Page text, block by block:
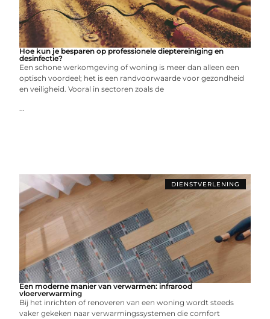
Hoe kun je besparen op professionele dieptereiniging en
desinfectie?
Een schone werkomgeving of woning is meer dan alleen een
optisch voordeel; het is een randvoorwaarde voor gezondheid
en veiligheid. Vooral in sectoren zoals de
...
DIENSTVERLENING
Een moderne manier van verwarmen: infrarood
vloerverwarming
Bij het inrichten of renoveren van een woning wordt steeds
vaker gekeken naar verwarmingssystemen die comfort